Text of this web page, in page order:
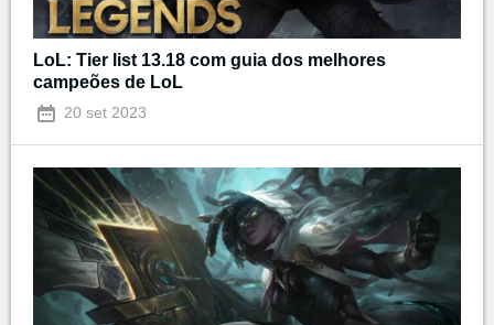
LoL: Tier list 13.18 com guia dos melhores
campeões de LoL
20 set 2023